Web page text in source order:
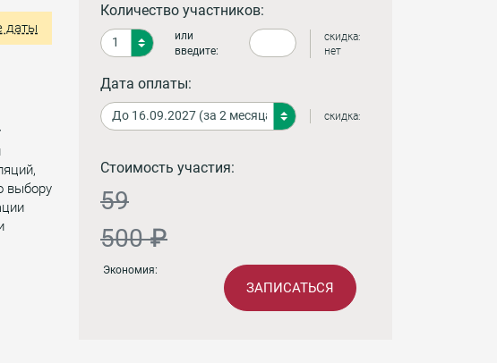
даты
выбору
Количество участников:
или
введите:
скидка:
нет
Дата оплаты:
скидка:
Стоимость участия:
59
500 ₽
Экономия:
ЗАПИСАТЬСЯ